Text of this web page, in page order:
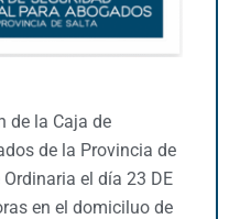
de la Caja de
de la Provincia de
el día 23 DE
en el domiciluo de